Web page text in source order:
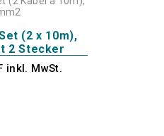
(2 x 10m),
2 Stecker
inkl. MwSt.